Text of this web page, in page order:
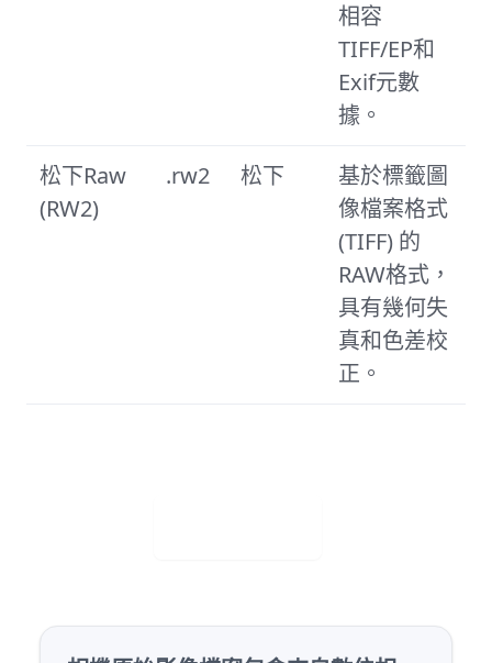
相容
TIFF/EP和
Exif元數
據。
松下Raw
(RW2)
.rw2 松下
基於標籤圖
像檔案格式
(TIFF) 的
RAW格式，
具有幾何失
真和色差校
正。